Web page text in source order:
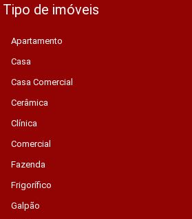
Tipo de imóveis
Apartamento
Casa
Casa Comercial
Cerâmica
Clínica
Comercial
Fazenda
Frigorífico
Galpão